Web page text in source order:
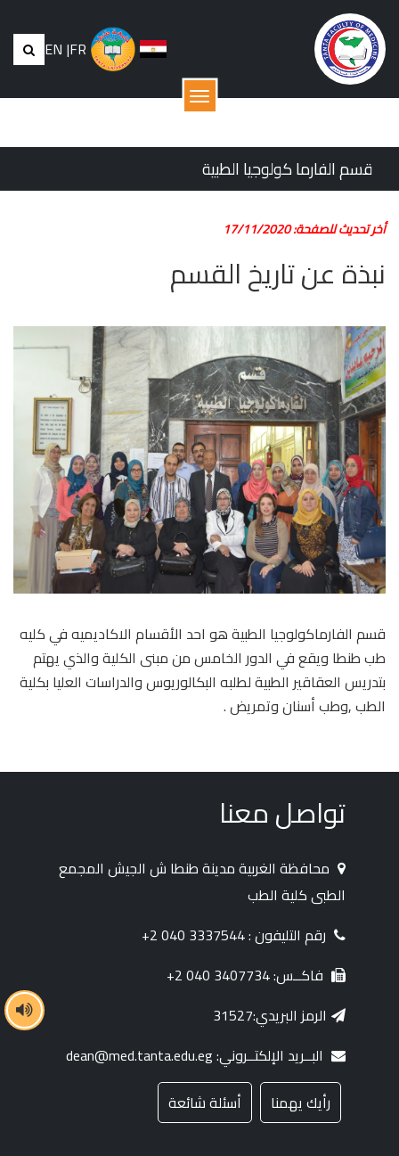
EN |FR
القائمة
قسم الفارما كولوجيا الطبية
أخر تحديث للصفحة: 17/11/2020
نبذة عن تاريخ القسم
قسم الفارماكولوجيا الطبية هو احد الأقسام الاكاديميه في كليه
طب طنطا ويقع في الدور الخامس من مبنى الكلية والذي يهتم
بتدريس العقاقير الطبية لطلبه البكالوريوس والدراسات العليا بكلية
الطب ,وطب أسنان وتمريض .
تواصل معنا
محافظة الغربية مدينة طنطا ش الجيش المجمع
الطبى كلية الطب
رقم التليفون : 3337544 040 2+
فاكــس: 3407734 040 2+
الرمز البريدي:31527
البــريد الإلكتــروني: dean@med.tanta.edu.eg
رأيك يهمنا
أسئلة شائعة